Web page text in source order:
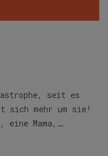
seit es
sich mehr um sie!
Mama,…